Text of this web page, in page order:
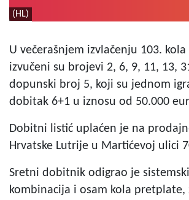
(HL)
U večerašnjem izvlačenju 103.
izvučeni su brojevi 2, 6, 9, 11, 13,
dopunski broj 5, koji su jednom
dobitak 6+1 u iznosu od 50.000
Dobitni listić uplaćen je na
Hrvatske Lutrije u Martićevoj ulici
Sretni dobitnik odigrao je
kombinacija i osam kola pretplate,